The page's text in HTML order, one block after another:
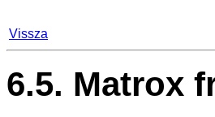
Vissza
6.5. Matrox